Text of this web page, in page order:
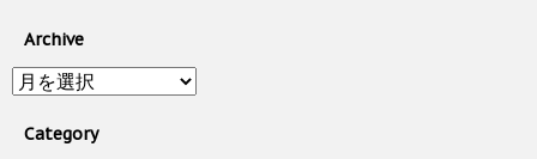
Archive
Archive
Category